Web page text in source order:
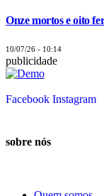
Onze mortos e oito
10/07/26 - 10:14
publicidade
Facebook Instagram
sobre nós